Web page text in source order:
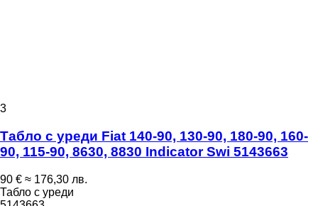
3
Табло с уреди Fiat 140-90, 130-90, 180-90, 160-
90, 115-90, 8630, 8830 Indicator Swi 5143663
90 € ≈ 176,30 лв.
Табло с уреди